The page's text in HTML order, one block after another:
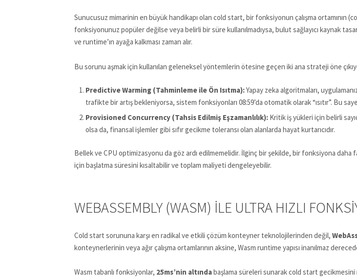
Sunucusuz mimarinin en büyük handikapı olan cold start, bir fonksiyonun çalışma ortamının
fonksiyonunuz popüler değilse veya belirli bir süre kullanılmadıysa, bulut sağlayıcı kaynak
ve runtime’ın ayağa kalkması zaman alır.
Bu sorunu aşmak için kullanılan geleneksel yöntemlerin ötesine geçen iki ana strateji öne
Predictive Warming (Tahminleme ile Ön Isıtma):Yapay zeka algoritmaları,
trafikte bir artış bekleniyorsa, sistem fonksiyonları 08:59’da otomatik olarak “ısıtır”. Bu
Provisioned Concurrency (Tahsis Edilmiş Eşzamanlılık):Kritik iş yükleri için belirli
olsa da, finansal işlemler gibi sıfır gecikme toleransı olan alanlarda hayat kurtarıcıdır.
Bellek ve CPU optimizasyonu da göz ardı edilmemelidir. İlginç bir şekilde, bir fonksiyona daha
için başlatma süresini kısaltabilir ve toplam maliyeti dengeleyebilir.
WEBASSEMBLY (WASM) ILE ULTRA HIZLI
Cold start sorununa karşı en radikal ve etkili çözüm konteyner teknolojilerinden değil,
konteynerlerinin veya ağır çalışma ortamlarının aksine, Wasm runtime yapısı inanılmaz
Wasm tabanlı fonksiyonlar, 25ms’nin altındabaşlama süreleri sunarak cold start